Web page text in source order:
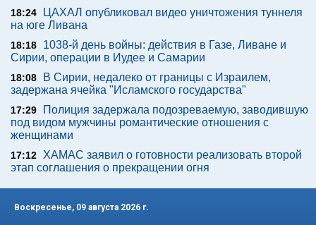
18:24
ЦАХАЛ опубликовал видео уничтожения туннеля
на юге Ливана
18:18
1038-й день войны: действия в Газе, Ливане и
Сирии, операции в Иудее и Самарии
18:08
В Сирии, недалеко от границы с Израилем,
задержана ячейка "Исламского государства"
17:29
Полиция задержала подозреваемую, заводившую
под видом мужчины романтические отношения с
женщинами
17:12 ХАМАС заявил о готовности реализовать второй
этап соглашения о прекращении огня
Воскресенье, 09 августа 2026 г.